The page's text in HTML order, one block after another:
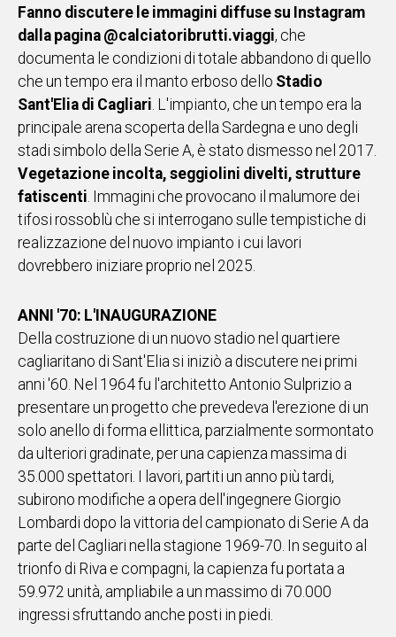
POLITICA
IN
ITALIA
NEL
MONDO
SPORT
EVENTI
STORIE
VIDEO
Vai
UNISCITI
AL CANALE
Social
Fanno discutere le immagini diffuse su Instagram
dalla pagina @calciatoribrutti.viaggi, che
documenta le condizioni di totale abbandono di quello
che un tempo era il manto erboso dello Stadio
Sant'Elia di Cagliari. L'impianto, che un tempo era la
principale arena scoperta della Sardegna e uno degli
stadi simbolo della Serie A, è stato dismesso nel 2017.
Vegetazione incolta, seggiolini divelti, strutture
fatiscenti. Immagini che provocano il malumore dei
tifosi rossoblù che si interrogano sulle tempistiche di
realizzazione del nuovo impianto i cui lavori
dovrebbero iniziare proprio nel 2025.
ANNI '70: L'INAUGURAZIONE
Della costruzione di un nuovo stadio nel quartiere
cagliaritano di Sant'Elia si iniziò a discutere nei primi
anni '60. Nel 1964 fu l'architetto Antonio Sulprizio a
presentare un progetto che prevedeva l'erezione di un
solo anello di forma ellittica, parzialmente sormontato
da ulteriori gradinate, per una capienza massima di
35.000 spettatori. I lavori, partiti un anno più tardi,
subirono modifiche a opera dell'ingegnere Giorgio
Lombardi dopo la vittoria del campionato di Serie A da
parte del Cagliari nella stagione 1969-70. In seguito al
trionfo di Riva e compagni, la capienza fu portata a
59.972 unità, ampliabile a un massimo di 70.000
ingressi sfruttando anche posti in piedi.